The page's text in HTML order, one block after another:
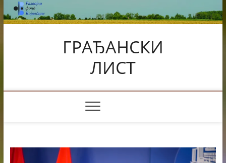
Skip
to
content
ГРАЂАНСКИ
ЛИСТ